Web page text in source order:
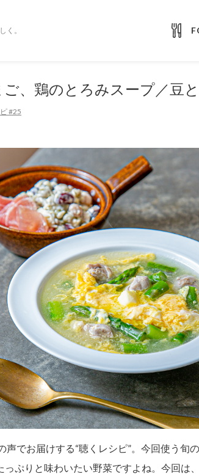
く。
、鶏のとろみスープ／豆
#25
声でお届けする“聴くレシピ”。今回使う旬
っぷりと味わいたい野菜ですよね。今回は